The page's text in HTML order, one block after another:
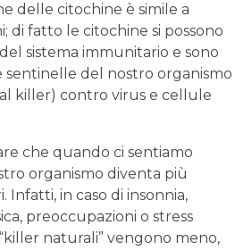
delle citochine è simile a
di fatto le citochine si possono
sistema immunitario e sono
sentinelle del nostro organismo
killer) contro virus e cellule
che quando ci sentiamo
organismo diventa più
Infatti, in caso di insonnia,
preoccupazioni o stress
naturali” vengono meno,